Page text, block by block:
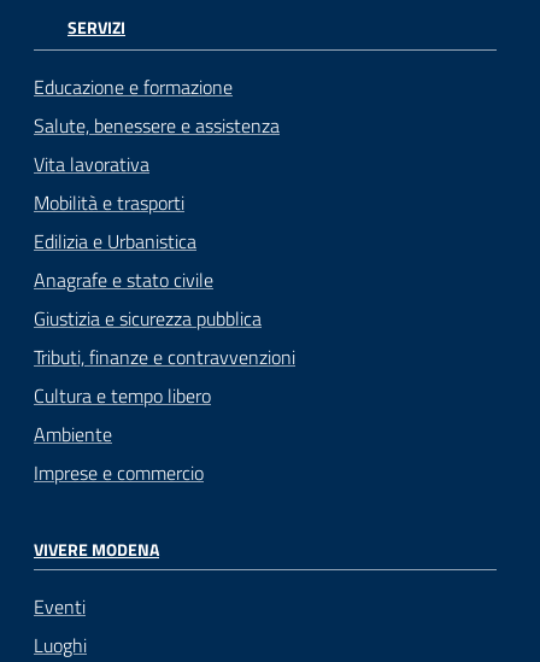
SERVIZI
Educazione e formazione
Salute, benessere e assistenza
Vita lavorativa
Mobilità e trasporti
Edilizia e Urbanistica
Anagrafe e stato civile
Giustizia e sicurezza pubblica
Tributi, finanze e contravvenzioni
Cultura e tempo libero
Ambiente
Imprese e commercio
VIVERE MODENA
Eventi
Luoghi